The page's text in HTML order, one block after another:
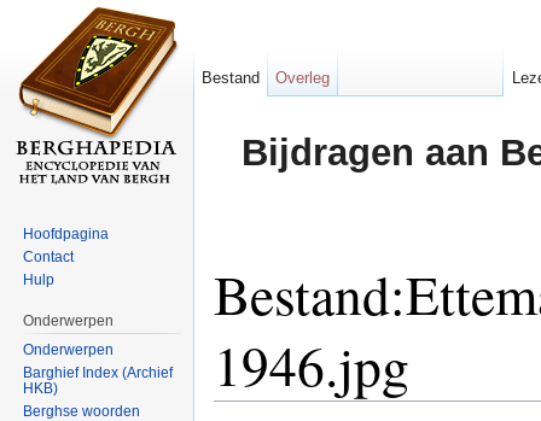
Bijdragen aan
1946.jpg
Bestand Overleg
Hoofdpagina
Contact
Hulp
Onderwerpen
Onderwerpen
Barghief Index (Archief
HKB)
Berghse woorden